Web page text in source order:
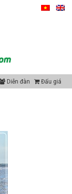
Diễn đàn Đấu giá